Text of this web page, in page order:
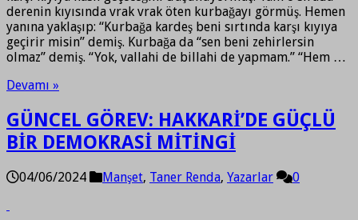
derenin kıyısında vrak vrak öten kurbağayı görmüş. Hemen
yanına yaklaşıp: “Kurbağa kardeş beni sırtında karşı kıyıya
geçirir misin” demiş. Kurbağa da “sen beni zehirlersin
olmaz” demiş. “Yok, vallahi de billahi de yapmam.” “Hem …
Devamı »
GÜNCEL GÖREV: HAKKARİ’DE GÜÇLÜ
BİR DEMOKRASİ MİTİNGİ
04/06/2024 Manşet, Taner Renda, Yazarlar 0